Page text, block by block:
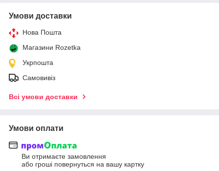
Умови доставки
Нова Пошта
Магазини Rozetka
Укрпошта
Самовивіз
Всі умови доставки
Умови оплати
Ви отримаєте замовлення
або гроші повернуться на вашу картку